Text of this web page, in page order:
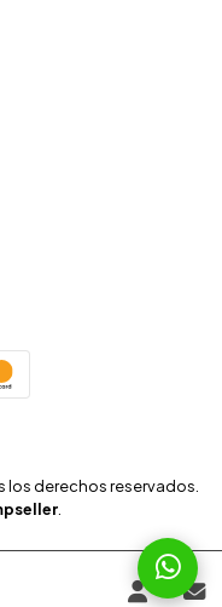
los derechos reservados.
.